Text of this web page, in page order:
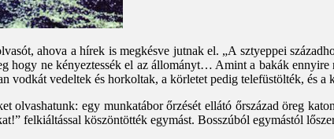
ahova a hírek is megkésve jutnak el. „A sztyeppei
hogy ne kényeztessék el az állományt… Amint a bakák
vodkát vedeltek és horkoltak, a körletet pedig telefüstölték, és
olvashatunk: egy munkatábor őrzését ellátó őrszázad öreg
felkiáltással köszöntötték egymást. Bosszúból egymástól